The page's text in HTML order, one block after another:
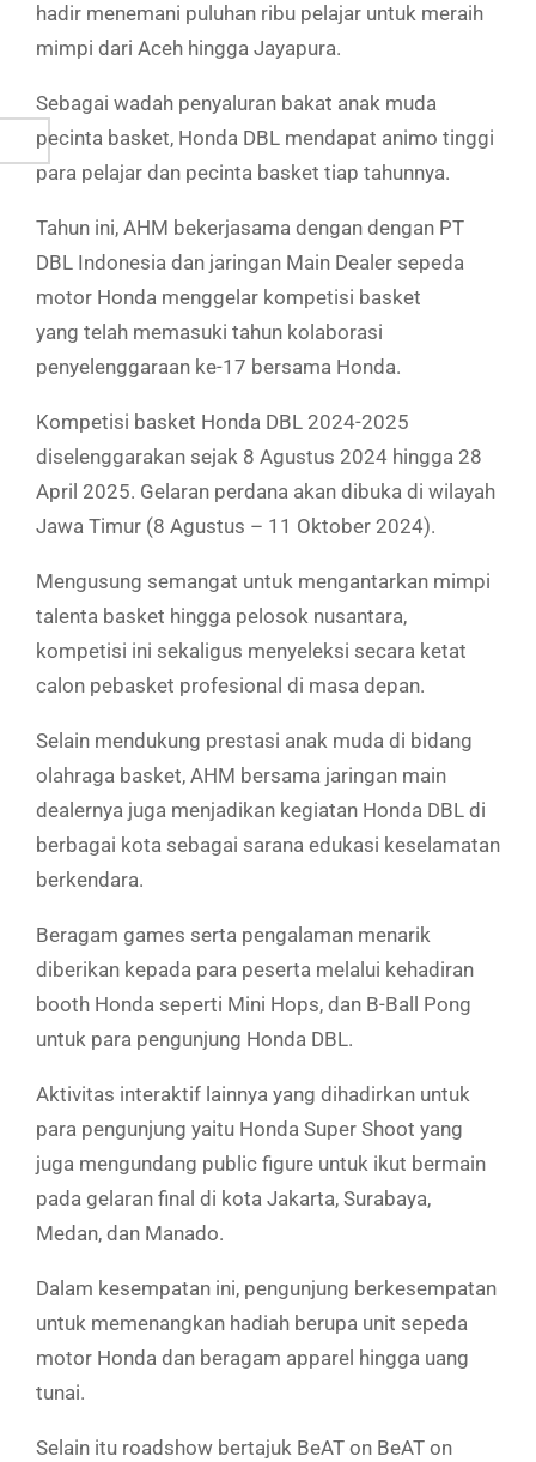
hadir menemani puluhan ribu pelajar untuk meraih
mimpi dari Aceh hingga Jayapura.
Sebagai wadah penyaluran bakat anak muda
pecinta basket, Honda DBL mendapat animo tinggi
para pelajar dan pecinta basket tiap tahunnya.
Tahun ini, AHM bekerjasama dengan dengan PT
DBL Indonesia dan jaringan Main Dealer sepeda
motor Honda menggelar kompetisi basket
yang telah memasuki tahun kolaborasi
penyelenggaraan ke-17 bersama Honda.
Kompetisi basket Honda DBL 2024-2025
diselenggarakan sejak 8 Agustus 2024 hingga 28
April 2025. Gelaran perdana akan dibuka di wilayah
Jawa Timur (8 Agustus – 11 Oktober 2024).
Mengusung semangat untuk mengantarkan mimpi
talenta basket hingga pelosok nusantara,
kompetisi ini sekaligus menyeleksi secara ketat
calon pebasket profesional di masa depan.
Selain mendukung prestasi anak muda di bidang
olahraga basket, AHM bersama jaringan main
dealernya juga menjadikan kegiatan Honda DBL di
berbagai kota sebagai sarana edukasi keselamatan
berkendara.
Beragam games serta pengalaman menarik
diberikan kepada para peserta melalui kehadiran
booth Honda seperti Mini Hops, dan B-Ball Pong
untuk para pengunjung Honda DBL.
Aktivitas interaktif lainnya yang dihadirkan untuk
para pengunjung yaitu Honda Super Shoot yang
juga mengundang public figure untuk ikut bermain
pada gelaran final di kota Jakarta, Surabaya,
Medan, dan Manado.
Dalam kesempatan ini, pengunjung berkesempatan
untuk memenangkan hadiah berupa unit sepeda
motor Honda dan beragam apparel hingga uang
tunai.
Selain itu roadshow bertajuk BeAT on BeAT on